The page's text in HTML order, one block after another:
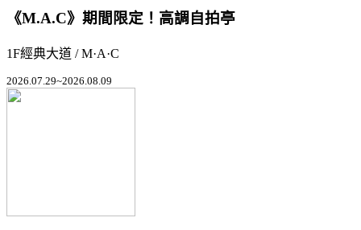
《M.A.C》期間限定！高調自拍亭
1F經典大道 / M·A·C
2026.07.29~2026.08.09